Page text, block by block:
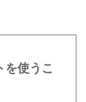
を使うこ